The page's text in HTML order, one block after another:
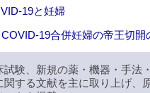
19と妊婦
19合併妊婦の帝王切開
試験、新規の薬・機器・手法
関する文献を主に取り上げ、